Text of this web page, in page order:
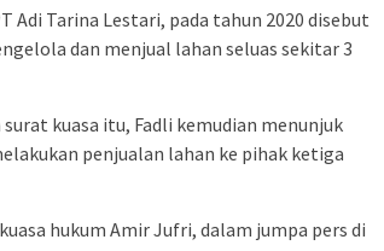
Adi Tarina Lestari, pada tahun 2020 disebut
dan menjual lahan seluas sekitar 3
surat kuasa itu, Fadli kemudian menunjuk
penjualan lahan ke pihak ketiga
hukum Amir Jufri, dalam jumpa pers di